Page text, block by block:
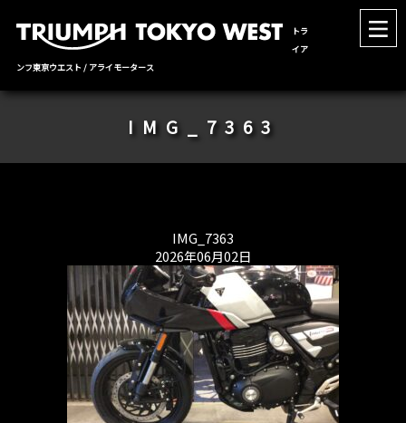
トラ
イア
ンフ東京ウエスト / アライモータース
IMG_7363
IMG_7363
2026年06月02日